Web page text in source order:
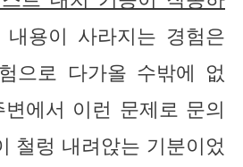
내용이 사라지는 경험은
으로 다가올 수밖에 없
에서 이런 문제로 문의
철렁 내려앉는 기분이었